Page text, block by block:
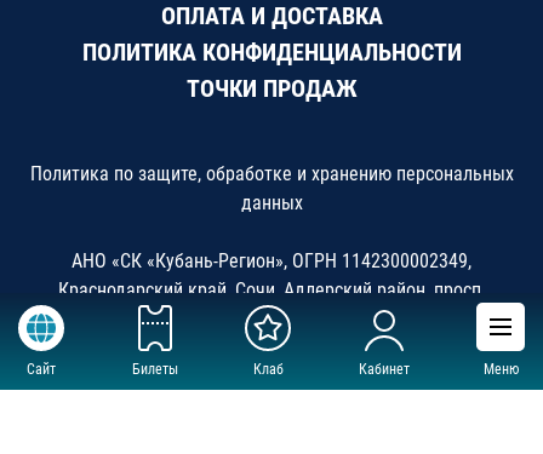
Сайт Билеты Клаб Кабинет Меню
ОПЛАТА И ДОСТАВКА
ПОЛИТИКА КОНФИДЕНЦИАЛЬНОСТИ
ТОЧКИ ПРОДАЖ
Политика по защите, обработке и хранению персональных
данных
АНО «СК «Кубань-Регион», ОГРН 1142300002349,
Краснодарский край, Сочи, Адлерский район, просп.
Олимпийский 7, ДС «Большой»